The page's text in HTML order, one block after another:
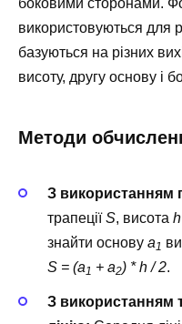
боковими сторонами.
використовуються для
базуються на різних
висоту, другу основу і
Методи
З використанням
трапеціїS, висота h
знайти основу a1
S = (a1 + a2) * h / 2.
З використанням